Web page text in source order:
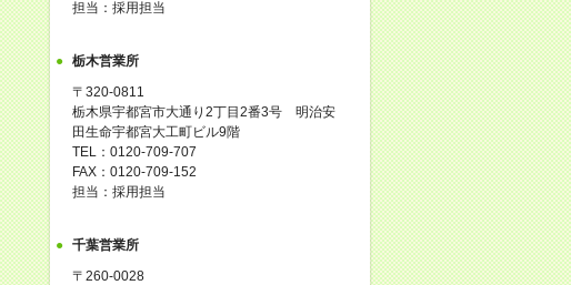
担当：採用担当
栃木営業所
〒320-0811
栃木県宇都宮市大通り2丁目2番3号 明治安
田生命宇都宮大工町ビル9階
TEL：0120-709-707
FAX：0120-709-152
担当：採用担当
千葉営業所
〒260-0028